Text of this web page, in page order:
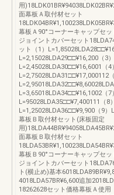
用
面幕板Ａ取付材セット
幕板Ａ90°コーナーキャップセ
ジョイントカバーセット
ット（1）
L=2,15028LDA29□□¥16,200（3）
L=2,45028LDA30□□¥16,6001（4）
L=2,75028LDA31□□¥17,000112（
L=3,65018LDA34□□¥16,1002（7）
L=95028LDA35□□¥7,400111（8）
L=1,25028LDA36□□¥9,900（9
幕板Ｂ取付材セット(床板固定
用
面幕板Ｂ取付材セット
幕板Ｂ90°コーナーキャップセ
ジョイントカバーセット
ト(横止め)基本
4018LDA57BR¥6,600追加
18262628セット価格幕板Ａ使用